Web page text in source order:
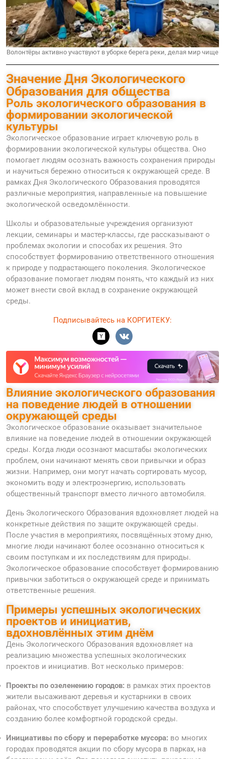
Волонтёры активно участвуют в уборке берега реки, делая мир чище
Значение Дня Экологического
Образования для общества
Роль экологического образования в
формировании экологической
культуры
Экологическое образование играет ключевую роль в
формировании экологической культуры общества. Оно
помогает людям осознать важность сохранения природы
и научиться бережно относиться к окружающей среде. В
рамках Дня Экологического Образования проводятся
различные мероприятия, направленные на повышение
экологической осведомлённости.
Школы и образовательные учреждения организуют
лекции, семинары и мастер-классы, где рассказывают о
проблемах экологии и способах их решения. Это
способствует формированию ответственного отношения
к природе у подрастающего поколения. Экологическое
образование помогает людям понять, что каждый из них
может внести свой вклад в сохранение окружающей
среды.
Подписывайтесь на КОРГИТЕКУ:
Влияние экологического образования
на поведение людей в отношении
окружающей среды
Экологическое образование оказывает значительное
влияние на поведение людей в отношении окружающей
среды. Когда люди осознают масштабы экологических
проблем, они начинают менять свои привычки и образ
жизни. Например, они могут начать сортировать мусор,
экономить воду и электроэнергию, использовать
общественный транспорт вместо личного автомобиля.
День Экологического Образования вдохновляет людей на
конкретные действия по защите окружающей среды.
После участия в мероприятиях, посвящённых этому дню,
многие люди начинают более осознанно относиться к
своим поступкам и их последствиям для природы.
Экологическое образование способствует формированию
привычки заботиться о окружающей среде и принимать
ответственные решения.
Примеры успешных экологических
проектов и инициатив,
вдохновлённых этим днём
День Экологического Образования вдохновляет на
реализацию множества успешных экологических
проектов и инициатив. Вот несколько примеров:
Проекты по озеленению городов: в рамках этих проектов
жители высаживают деревья и кустарники в своих
районах, что способствует улучшению качества воздуха и
созданию более комфортной городской среды.
Инициативы по сбору и переработке мусора: во многих
городах проводятся акции по сбору мусора в парках, на